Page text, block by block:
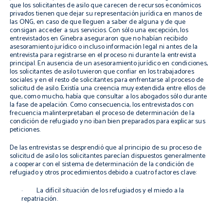
que los solicitantes de asilo que carecen de recursos económicos
privados tienen que dejar su representación jurídica en manos de
las ONG, en caso de que lleguen a saber de alguna y de que
consigan acceder a sus servicios. Con sólo una excepción, los
entrevistados en Ginebra aseguraron que no habían recibido
asesoramiento jurídico o incluso información legal ni antes de la
entrevista para registrarse en el proceso ni durante la entrevista
principal. En ausencia de un asesoramiento jurídico en condiciones,
los solicitantes de asilo tuvieron que confiar en los trabajadores
sociales y en el resto de solicitantes para enfrentarse al proceso de
solicitud de asilo. Existía una creencia muy extendida entre ellos de
que, como mucho, había que consultar a los abogados sólo durante
la fase de apelación. Como consecuencia, los entrevistados con
frecuencia malinterpretaban el proceso de determinación de la
condición de refugiado y no iban bien preparados para explicar sus
peticiones.
De las entrevistas se desprendió que al principio de su proceso de
solicitud de asilo los solicitantes parecían dispuestos generalmente
a cooperar con el sistema de determinación de la condición de
refugiado y otros procedimientos debido a cuatro factores clave:
· La difícil situación de los refugiados y el miedo a la
repatriación.